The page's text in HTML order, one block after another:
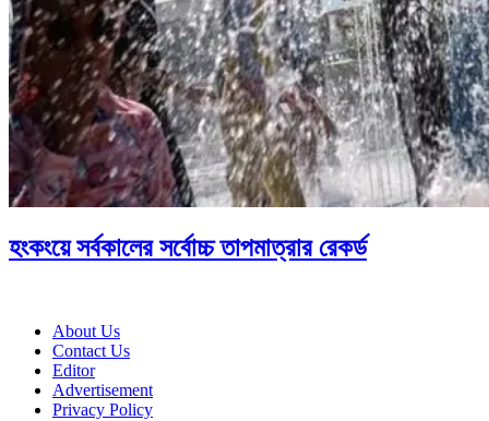
হংকংয়ে সর্বকালের সর্বোচ্চ তাপমাত্রার রেকর্ড
About Us
Contact Us
Editor
Advertisement
Privacy Policy